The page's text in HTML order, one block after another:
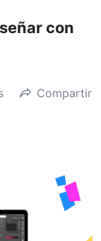
con
Compartir